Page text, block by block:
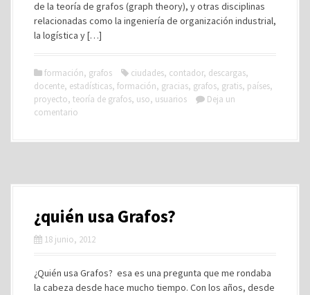
de la teoría de grafos (graph theory), y otras disciplinas
relacionadas como la ingeniería de organización industrial,
la logística y […]
formación, grafos ciudades, contador, descargas,
docente, estadísticas, formación, gracias, grafos, gratis, países,
proyecto, teoría de grafos, uso, usuarios
Deja un
comentario
¿quién usa Grafos?
18 junio, 2012
¿Quién usa Grafos? esa es una pregunta que me rondaba
la cabeza desde hace mucho tiempo. Con los años, desde